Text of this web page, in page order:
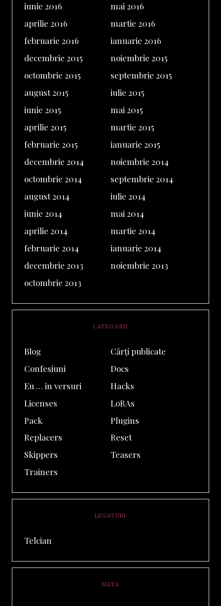
iunie 2016
mai 2016
aprilie 2016
martie 2016
februarie 2016
ianuarie 2016
decembrie 2015
noiembrie 2015
octombrie 2015
septembrie 2015
august 2015
iulie 2015
iunie 2015
mai 2015
aprilie 2015
martie 2015
februarie 2015
ianuarie 2015
decembrie 2014
noiembrie 2014
octombrie 2014
septembrie 2014
august 2014
iulie 2014
iunie 2014
mai 2014
aprilie 2014
martie 2014
februarie 2014
ianuarie 2014
decembrie 2013
noiembrie 2013
octombrie 2013
CATEGORII
Blog
Cărți publicate
Confesiuni
Docs
Eu … in versuri
Hacks
Licenses
LoRAs
Pack
Plugins
Replacers
Reset
Skippers
Teasers
Trainers
LEGATURI
Telcian
META